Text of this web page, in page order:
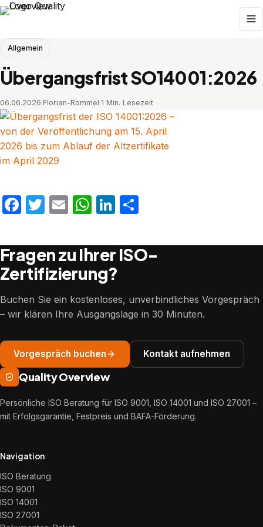
Allgemein
Übergangsfrist SO14001:2026
06.06.2026·Florian-Rommel·1 Min. Lesezeit
Facebook
Twitter
EmailWhatsApp
LinkedIn
Fragen zu Ihrer ISO-
Zertifizierung?
Buchen Sie ein kostenloses, unverbindliches Vorgespräch
– wir klären Ihre Ausgangslage in 30 Minuten.
Vorgespräch buchen Kontakt aufnehmen
Quality Overview
Persönliche ISO Beratung für ISO 9001, ISO 14001 und ISO 27001 –
mit Erfolgsgarantie, Festpreis und BAFA-Förderung.
Navigation
ISO Beratung
ISO 9001
ISO 14001
ISO 27001